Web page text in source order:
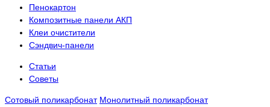
Пенокартон
Композитные панели АКП
Клеи очистители
Сэндвич-панели
Статьи
Советы
Сотовый поликарбонат Монолитный поликарбонат